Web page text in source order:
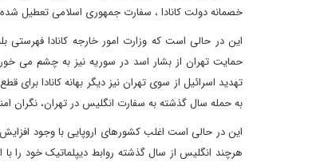
خصمانه دولت کانادا ، سفارت جمهوری اسلامی تعطیل
این در حالی است که وزارت امور خارجه کانادا فهرستی
حمایت تهران از بشار اسد در سوریه نیز به چشم می
تهدید اسرائیل از سوی تهران نیز دیگر بهانه کانادا
به حمله سال گذشته به سفارت انگلیس در تهران، نگران
این در حالی است اغلب کشورهای اروپایی با وجود
هرچند انگلیس از سال گذشته روابط دیپلماتیک خود را